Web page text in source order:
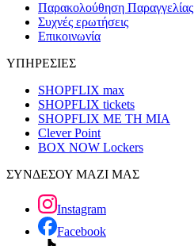
Παρακολούθηση Παραγγελίας
Συχνές ερωτήσεις
Επικοινωνία
ΥΠΗΡΕΣΙΕΣ
SHOPFLIX max
SHOPFLIX tickets
SHOPFLIX ΜΕ ΤΗ ΜΙΑ
Clever Point
BOX NOW Lockers
ΣΥΝΔΕΣΟΥ ΜΑΖΙ ΜΑΣ
Instagram
Facebook